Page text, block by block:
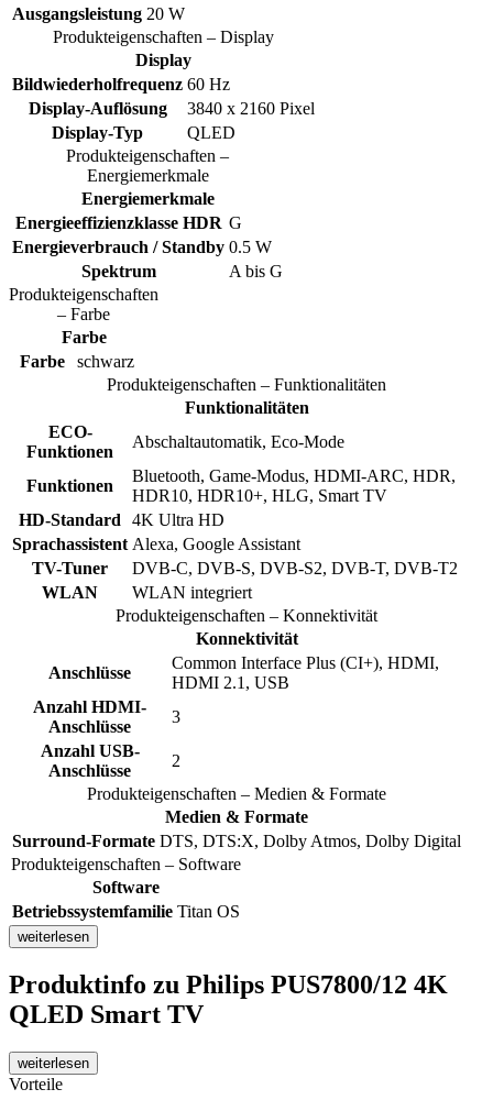
Ausgangsleistung 20 W
Produkteigenschaften – Display
Display
Bildwiederholfrequenz 60 Hz
Display-Auflösung
3840 x 2160 Pixel
Display-Typ
QLED
Produkteigenschaften –
Energiemerkmale
Energiemerkmale
Energieeffizienzklasse HDR G
Energieverbrauch / Standby 0.5 W
Spektrum
A bis G
Produkteigenschaften
– Farbe
Farbe
Farbe
schwarz
Produkteigenschaften – Funktionalitäten
Funktionalitäten
ECO-
Funktionen
Abschaltautomatik, Eco-Mode
Funktionen
Bluetooth, Game-Modus, HDMI-ARC, HDR,
HDR10, HDR10+, HLG, Smart TV
HD-Standard
4K Ultra HD
Sprachassistent Alexa, Google Assistant
TV-Tuner
DVB-C, DVB-S, DVB-S2, DVB-T, DVB-T2
WLAN
WLAN integriert
Produkteigenschaften – Konnektivität
Konnektivität
Anschlüsse
Common Interface Plus (CI+), HDMI,
HDMI 2.1, USB
Anzahl HDMI-
Anschlüsse
3
Anzahl USB-
Anschlüsse
2
Produkteigenschaften – Medien & Formate
Medien & Formate
Surround-Formate DTS, DTS:X, Dolby Atmos, Dolby Digital
Produkteigenschaften – Software
Software
Betriebssystemfamilie Titan OS
weiterlesen
Produktinfo zu Philips PUS7800/12 4K
QLED Smart TV
weiterlesen
Vorteile